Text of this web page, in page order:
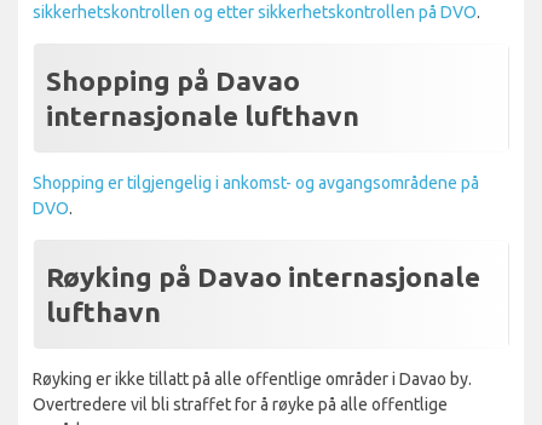
sikkerhetskontrollen og etter sikkerhetskontrollen på DVO.
Shopping på Davao
internasjonale lufthavn
Shopping er tilgjengelig i ankomst- og avgangsområdene på
DVO.
Røyking på Davao internasjonale
lufthavn
Røyking er ikke tillatt på alle offentlige områder i Davao by.
Overtredere vil bli straffet for å røyke på alle offentlige